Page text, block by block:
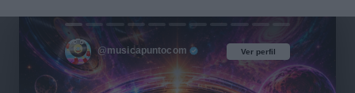
Ver perfil
@musicapuntocom Ver perfil